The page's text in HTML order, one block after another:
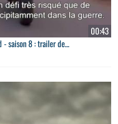
00:43
- saison 8 : trailer de...